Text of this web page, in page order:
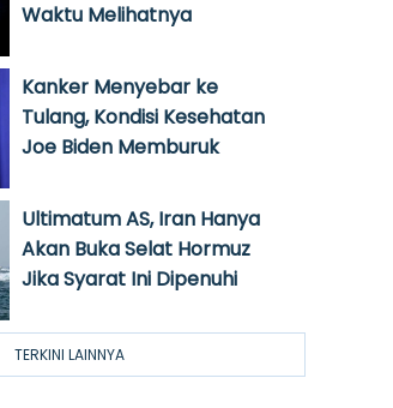
Waktu Melihatnya
Kanker Menyebar ke
Tulang, Kondisi Kesehatan
Joe Biden Memburuk
Ultimatum AS, Iran Hanya
Akan Buka Selat Hormuz
Jika Syarat Ini Dipenuhi
TERKINI LAINNYA